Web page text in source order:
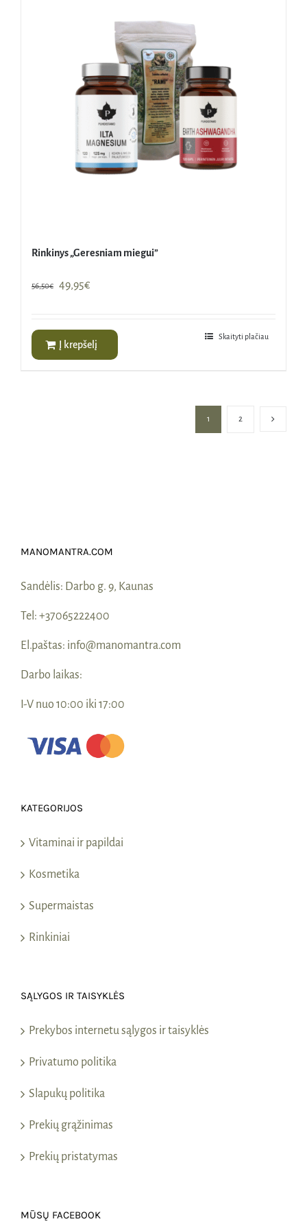
Rinkinys „Geresniam miegui”
56,50€
Original
49,95€Current
49,95€.
Į krepšelį
Skaityti plačiau
1 2
MANOMANTRA.COM
Sandėlis: Darbo g. 9, Kaunas
Tel: +37065222400
El.paštas: info@manomantra.com
Darbo laikas:
I-V nuo 10:00 iki 17:00
KATEGORIJOS
Vitaminai ir papildai
Kosmetika
Supermaistas
Rinkiniai
SĄLYGOS IR TAISYKLĖS
Prekybos internetu sąlygos ir taisyklės
Privatumo politika
Slapukų politika
Prekių grąžinimas
Prekių pristatymas
MŪSŲ FACEBOOK